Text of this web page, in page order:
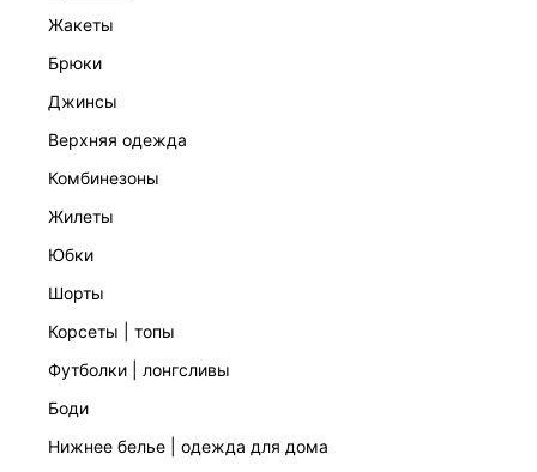
жакеты
брюки
джинсы
верхняя одежда
комбинезоны
жилеты
юбки
шорты
корсеты | топы
футболки | лонгсливы
боди
нижнее белье | одежда для дома